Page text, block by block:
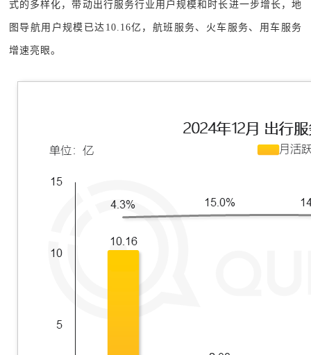
式的多样化，带动出行服务行业用户规模和时长进一步增长，地
图导航用户规模已达10.16亿，航班服务、火车服务、用车服务
增速亮眼。